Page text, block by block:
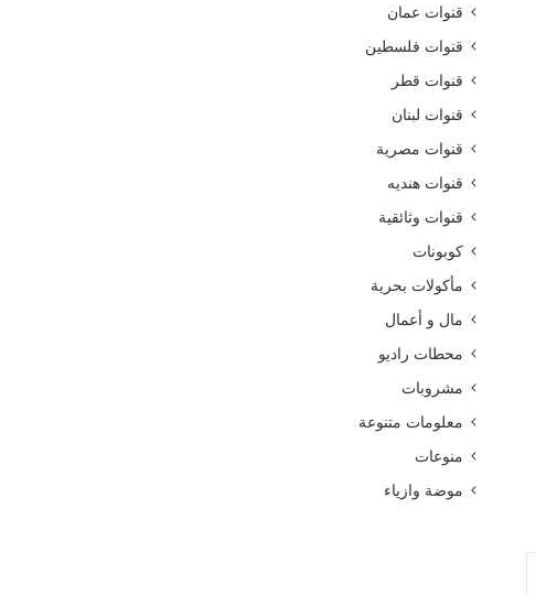
قنوات عمان
قنوات فلسطين
قنوات قطر
قنوات لبنان
قنوات مصرية
قنوات هنديه
قنوات وثائقية
كوبونات
مأكولات بحرية
مال و أعمال
محطات راديو
مشروبات
معلومات متنوعة
منوعات
موضة وازياء